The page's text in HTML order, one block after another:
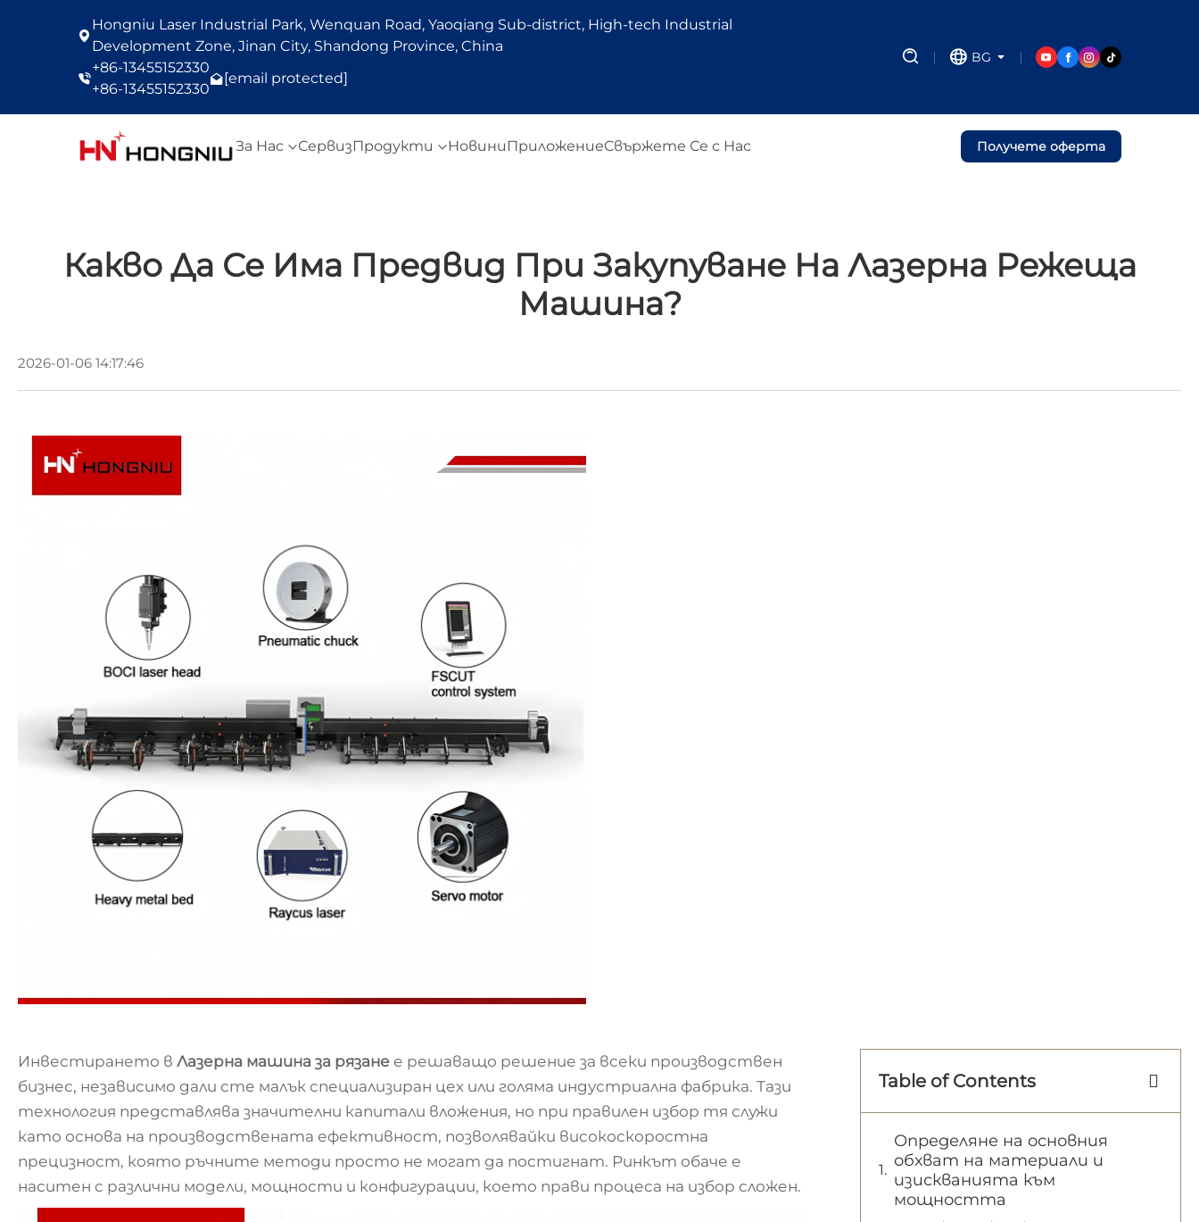
Hongniu Laser Industrial Park, Wenquan Road, Yaoqiang Sub-district, High-tech Industrial
Development Zone, Jinan City, Shandong Province, China
+86-13455152330
+86-13455152330
[email protected]
BG
За Нас СервизПродукти Новини ПриложениеСвържете Се с Нас Получете оферта
Какво Да Се Има Предвид При Закупуване На Лазерна Режеща
Машина?
2026-01-06 14:17:46
Инвестирането в Лазерна машина за рязане е решаващо решение за всеки производствен
бизнес, независимо дали сте малък специализиран цех или голяма индустриална фабрика. Тази
технология представлява значителни капитали вложения, но при правилен избор тя служи
като основа на производствената ефективност, позволявайки високоскоростна
прецизност, която ръчните методи просто не могат да постигнат. Ринкът обаче е
наситен с различни модели, мощности и конфигурации, което прави процеса на избор сложен.
Table of Contents
Определяне на основния
обхват на материали и
изискванията към
мощността